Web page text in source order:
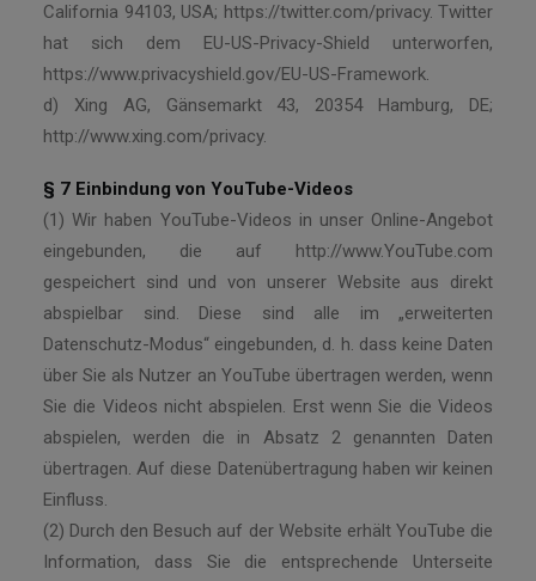
California 94103, USA; https://twitter.com/privacy. Twitter
hat sich dem EU-US-Privacy-Shield unterworfen,
https://www.privacyshield.gov/EU-US-Framework.
d) Xing AG, Gänsemarkt 43, 20354 Hamburg, DE;
http://www.xing.com/privacy.
§ 7 Einbindung von YouTube-Videos
(1) Wir haben YouTube-Videos in unser Online-Angebot
eingebunden, die auf http://www.YouTube.com
gespeichert sind und von unserer Website aus direkt
abspielbar sind. Diese sind alle im „erweiterten
Datenschutz-Modus“ eingebunden, d. h. dass keine Daten
über Sie als Nutzer an YouTube übertragen werden, wenn
Sie die Videos nicht abspielen. Erst wenn Sie die Videos
abspielen, werden die in Absatz 2 genannten Daten
übertragen. Auf diese Datenübertragung haben wir keinen
Einfluss.
(2) Durch den Besuch auf der Website erhält YouTube die
Information, dass Sie die entsprechende Unterseite